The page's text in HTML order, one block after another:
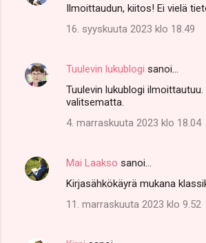
Ilmoittaudun, kiitos! Ei vielä
16. syyskuuta 2023 klo 18.49
Tuulevin lukublogi sanoi…
Tuulevin lukublogi ilmoittautuu.
valitsematta.
4. marraskuuta 2023 klo 18.04
Mai Laakso sanoi…
Kirjasähkökäyrä mukana
11. marraskuuta 2023 klo 9.52